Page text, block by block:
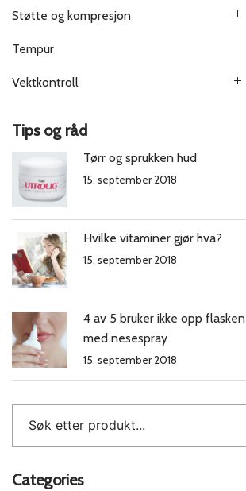
Støtte og kompresjon
Tempur
Vektkontroll
Tips og råd
Tørr og sprukken hud
15. september 2018
Hvilke vitaminer gjør hva?
15. september 2018
4 av 5 bruker ikke opp flasken
med nesespray
15. september 2018
Categories